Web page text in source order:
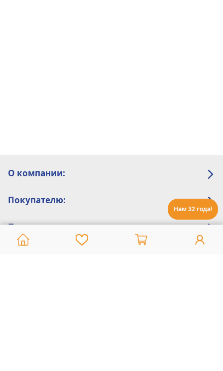
Нам 32 года!
О компании:
Покупателю:
Помощь: